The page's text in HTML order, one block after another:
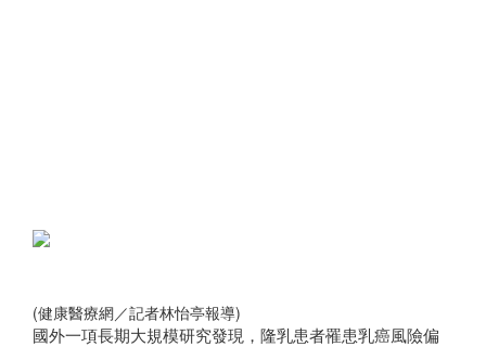
(健康醫療網／記者林怡亭報導)
國外一項長期大規模研究發現，隆乳患者罹患乳癌風險偏